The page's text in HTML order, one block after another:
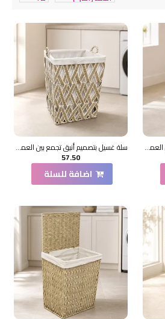
سلة غسيل بتصميم أنيق تجمع بين العملية والطابع الديكوري سلة غسيل بتصميم أنيق تجمع بين العملية والطابع الديكوري
57.50
اضافة للسلة